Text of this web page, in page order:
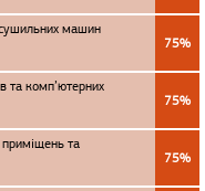
машин
75%
та комп’ютерних
75%
приміщень та
75%